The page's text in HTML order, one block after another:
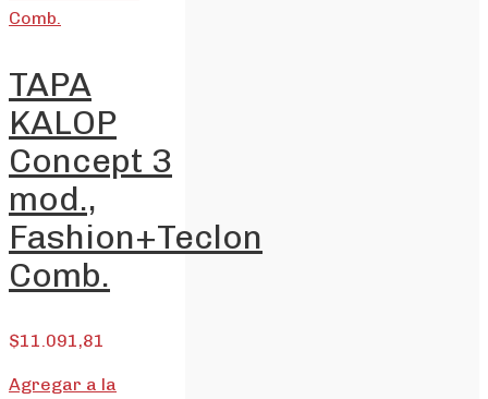
TAPA
KALOP
Concept 3
mod.,
Fashion+Teclon
Comb.
$11.091,81
Agregar a la